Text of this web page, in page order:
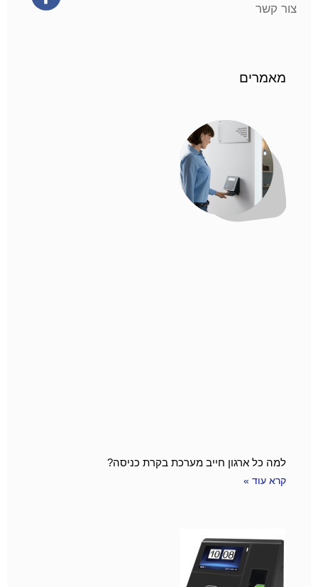
צור קשר
מאמרים
למה כל ארגון חייב מערכת בקרת כניסה?
קרא עוד »